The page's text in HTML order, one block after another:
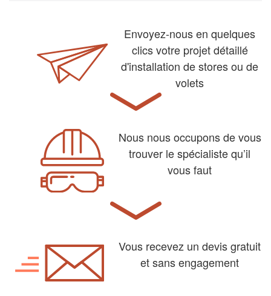
Envoyez-nous en quelques
clics votre projet détaillé
d'installation de stores ou de
volets
Nous nous occupons de vous
trouver le spécialiste qu’il
vous faut
Vous recevez un devis gratuit
et sans engagement